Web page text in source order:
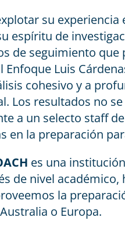
su
espíritu de
de seguimiento
Enfoque Luis
cohesivo y a
Los resultados no
a un selecto staff
en la preparación
es una
de nivel académico,
la
o Europa.